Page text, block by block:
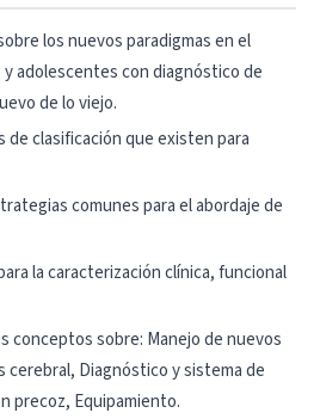
los nuevos paradigmas en el
adolescentes con diagnóstico de
de lo viejo.
de clasificación que existen para
comunes para el abordaje de
la caracterización clínica, funcional
conceptos sobre: Manejo de nuevos
cerebral, Diagnóstico y sistema de
precoz, Equipamiento.